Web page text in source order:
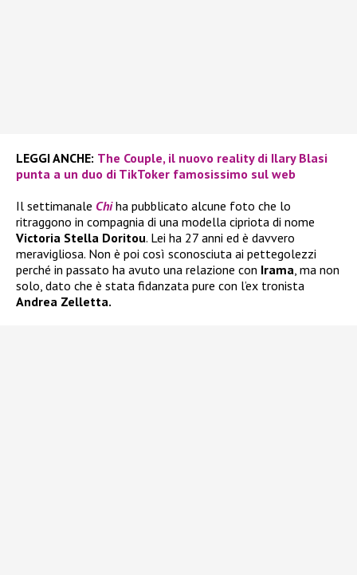
LEGGI ANCHE: The Couple, il nuovo reality di Ilary Blasi
punta a un duo di TikToker famosissimo sul web
Il settimanale Chiha pubblicato alcune foto che lo
ritraggono in compagnia di una modella cipriota di nome
Victoria Stella Doritou. Lei ha 27 anni ed è davvero
meravigliosa. Non è poi così sconosciuta ai pettegolezzi
perché in passato ha avuto una relazione con Irama, ma non
solo, dato che è stata fidanzata pure con l’ex tronista
Andrea Zelletta.